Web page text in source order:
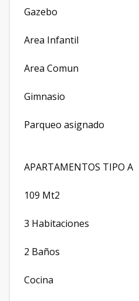
Gazebo
Area Infantil
Area Comun
Gimnasio
Parqueo asignado
APARTAMENTOS TIPO A
109 Mt2
3 Habitaciones
2 Baños
Cocina